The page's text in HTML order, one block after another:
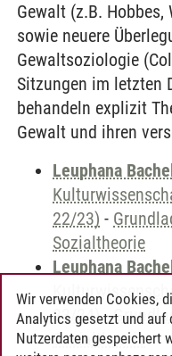
Gewalt (z.B. Hobbes,
sowie neuere
Gewaltsoziologie
Sitzungen im letzten
behandeln explizit
Gewalt und ihren
Leuphana
22/23) -
Sozialtheorie
Leuphana
23/24)-
Sozialtheorie
Wir verwenden Cookies,
Analytics gesetzt und auf
Nutzerdaten gespeichert